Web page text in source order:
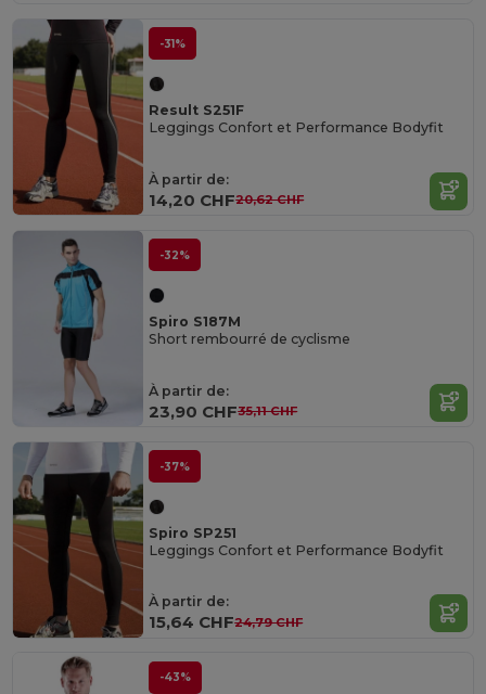
-31%
Result S251F
Leggings Confort et Performance Bodyfit
À partir de:
14,20 CHF20,62 CHF
-32%
Spiro S187M
Short rembourré de cyclisme
À partir de:
23,90 CHF35,11 CHF
-37%
Spiro SP251
Leggings Confort et Performance Bodyfit
À partir de:
15,64 CHF24,79 CHF
-43%